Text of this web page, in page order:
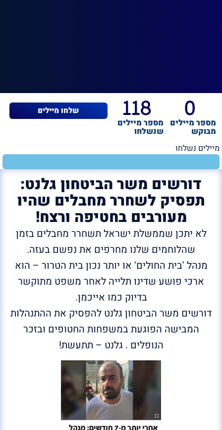
מספר מיילים
מבוקש
0
מספר מיילים
שנשלחו
118 שלחו מיילים
מיילים נשלחו
דורשים משר הביטחון גלנט:
תפסיק לשחרר מחבלים שהיו
מעורבים בחטיפה ורצח!
לא יתכן שממשלת ישראל תשחרר מחבלים בזמן
שהלוחמים שלנו מחרפים את נפשם בעזה.
מנהל 'בית החולים' או יותר נכון בית הטרור – הוא
ארכי פושע שדינו תלייה לאחר משפט מתוקשר
בדיוק כמו אייכמן.
דורשים משר הביטחון גלנט להפסיק את ההתנהלות
המבישה הפוגעת במשפחות החטופים ובזכר
הנופלים . גלנט – תתעשת!